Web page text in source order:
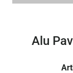
Alu